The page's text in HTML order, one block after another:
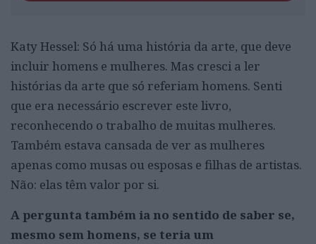
Katy Hessel: Só há uma história da arte, que deve
incluir homens e mulheres. Mas cresci a ler
histórias da arte que só referiam homens. Senti
que era necessário escrever este livro,
reconhecendo o trabalho de muitas mulheres.
Também estava cansada de ver as mulheres
apenas como musas ou esposas e filhas de artistas.
Não: elas têm valor por si.
A pergunta também ia no sentido de saber se,
mesmo sem homens, se teria um